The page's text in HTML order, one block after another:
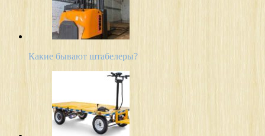
Какие бывают штабелеры?